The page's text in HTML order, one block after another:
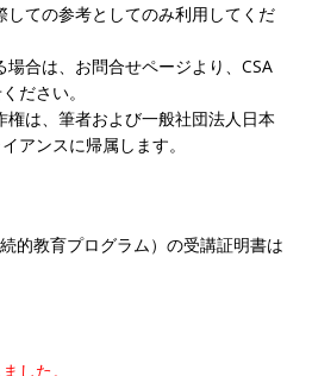
しての参考としてのみ利用してくだ
場合は、お問合せページより、CSA
ださい。
権は、筆者および一般社団法人日本
アンスに帰属します。
的教育プログラム）の受講証明書は
した。